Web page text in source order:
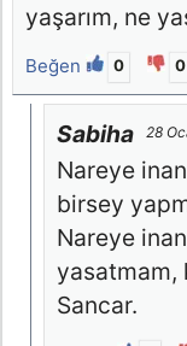
yaşarım, ne
Beğen 0 0
Sabiha 28
Nareye
birsey
Nareye
yasatmam,
Sancar.